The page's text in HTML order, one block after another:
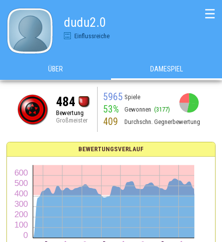
dudu2.0
Einflussreiche
☰
ÜBER DAMESPIEL
484
Bewertung
Großmeister
5965 Spiele
53% Gewonnen (3177)
409 Durchschn. Gegnerbewertung
BEWERTUNGSVERLAUF